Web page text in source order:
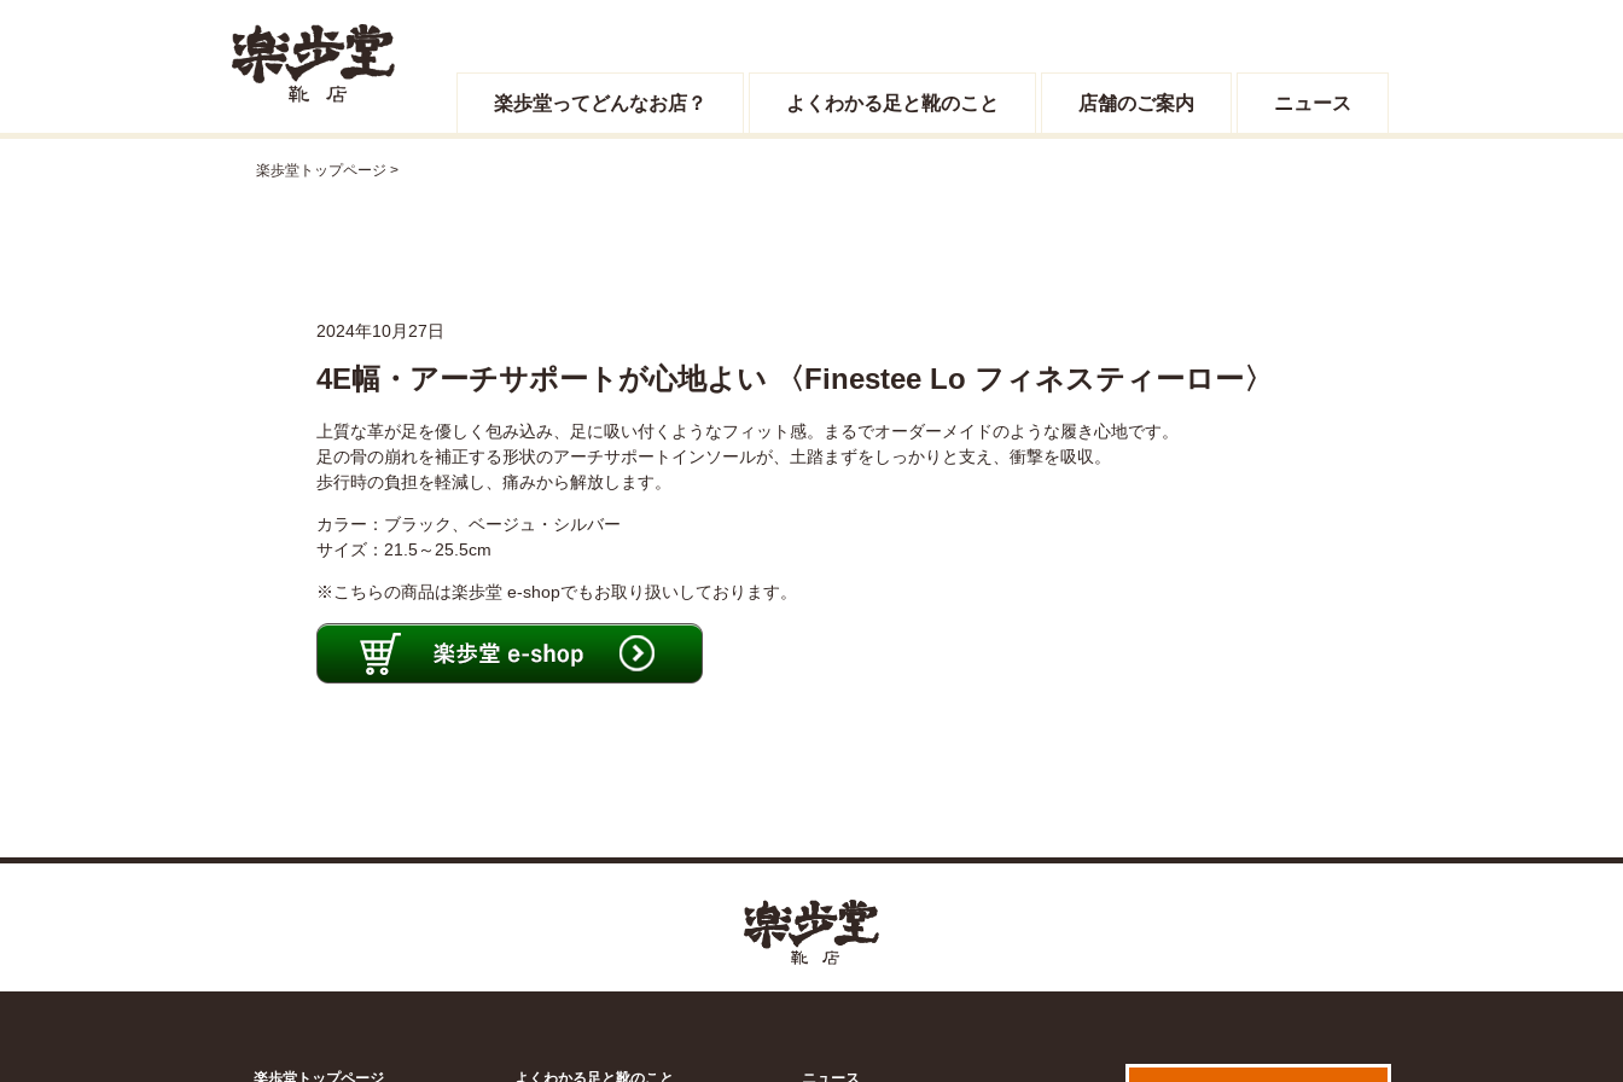
楽歩堂ってどんなお店？ よくわかる足と靴のこと 店舗のご案内 ニュース
楽歩堂トップページ
2024年10月27日
4E幅・アーチサポートが心地よい 〈Finestee Lo フィネスティーロー〉
上質な革が足を優しく包み込み、足に吸い付くようなフィット感。まるでオーダーメイドのような履き心地です。
足の骨の崩れを補正する形状のアーチサポートインソールが、土踏まずをしっかりと支え、衝撃を吸収。
歩行時の負担を軽減し、痛みから解放します。
カラー：ブラック、ベージュ・シルバー
サイズ：21.5～25.5cm
※こちらの商品は楽歩堂 e-shopでもお取り扱いしております。
楽歩堂トップページ よくわかる足と靴のこと ニュース